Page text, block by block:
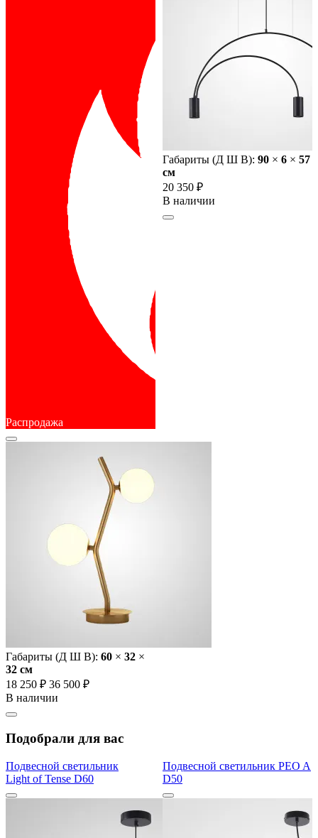
Распродажа
Габариты (Д Ш В): 60 × 32 ×
32 cм
18 250 ₽ 36 500 ₽
В наличии
Габариты (Д Ш В): 90 × 6 × 57
cм
20 350 ₽
В наличии
Подобрали для вас
Подвесной светильник
Light of Tense D60
Подвесной светильник PEO A
D50